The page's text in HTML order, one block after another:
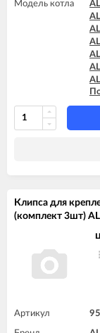
Модель котла
Клипса для
(комплект 3шт)
Артикул